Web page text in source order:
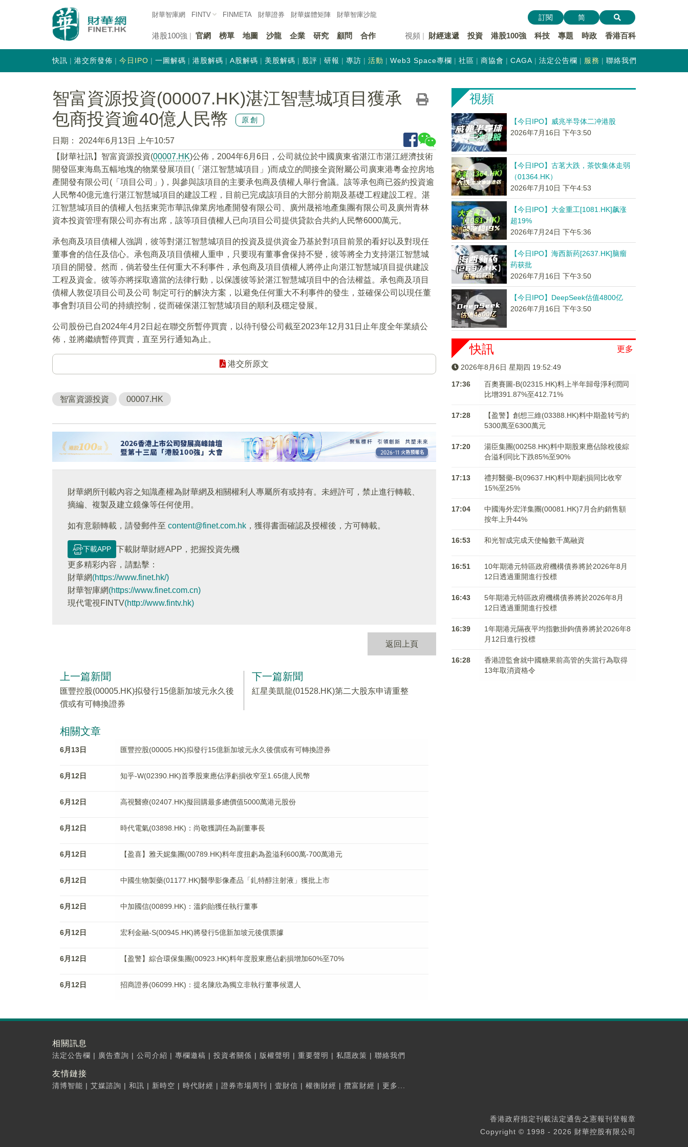
財華智庫網 FINTV FINMETA 財華證券 財華媒體矩陣 財華智庫沙龍
港股100強 官網 榜單 地圖 沙龍 企業 研究 顧問 合作 視頻 財經速遞 投資 港股100強 科技 專題 時政 香港百科
訂閱 简
快訊 港交所發佈 今日IPO 一圖解碼 港股解碼 A股解碼 美股解碼 股評 研報 專訪 活動 Web3 Space專欄 社區 商協會 CAGA 法定公告欄 服務 聯絡我們
智富資源投資(00007.HK)湛江智慧城項目獲承
包商投資逾40億人民幣
原創
日期：
2024年6月13日 上午10:57
【財華社訊】智富資源投資(00007.HK)公佈，2004年6月6日，公司就位於中國廣東省湛江市湛江經濟技術
開發區東海島五幅地塊的物業發展項目(「湛江智慧城項目」)而成立的間接全資附屬公司廣東港粵金控房地
產開發有限公司(「項目公司」)，與參與該項目的主要承包商及債權人舉行會議。該等承包商已簽約投資逾
人民幣40億元進行湛江智慧城項目的建設工程，目前已完成該項目的大部分前期及基礎工程建設工程。湛
江智慧城項目的債權人包括東莞市華訊偉業房地產開發有限公司、廣州晟裕地產集團有限公司及廣州青林
資本投資管理有限公司亦有出席，該等項目債權人已向項目公司提供貸款合共約人民幣6000萬元。
承包商及項目債權人強調，彼等對湛江智慧城項目的投資及提供資金乃基於對項目前景的看好以及對現任
董事會的信任及信心。承包商及項目債權人重申，只要現有董事會保持不變，彼等將全力支持湛江智慧城
項目的開發。然而，倘若發生任何重大不利事件，承包商及項目債權人將停止向湛江智慧城項目提供建設
工程及資金。彼等亦將採取適當的法律行動，以保護彼等於湛江智慧城項目中的合法權益。承包商及項目
債權人敦促項目公司及公司 制定可行的解決方案，以避免任何重大不利事件的發生，並確保公司以現任董
事會對項目公司的持續控制，從而確保湛江智慧城項目的順利及穩定發展。
公司股份已自2024年4月2日起在聯交所暫停買賣，以待刊發公司截至2023年12月31日止年度全年業績公
佈，並將繼續暫停買賣，直至另行通知為止。
港交所原文
智富資源投資 00007.HK
財華網所刊載內容之知識產權為財華網及相關權利人專屬所有或持有。未經許可，禁止進行轉載、
摘編、複製及建立鏡像等任何使用。
如有意願轉載，請發郵件至 content@finet.com.hk ，獲得書面確認及授權後，方可轉載。
下載APP
下載財華財經APP，把握投資先機
更多精彩内容，請點擊：
財華網(https://www.finet.hk/)
財華智庫網(https://www.finet.com.cn)
現代電視FINTV(http://www.fintv.hk)
返回上頁
上一篇新聞
匯豐控股(00005.HK)拟發行15億新加坡元永久後
償或有可轉換證券
下一篇新聞
紅星美凱龍(01528.HK)第二大股东申请重整
相關文章
6月13日 匯豐控股(00005.HK)拟發行15億新加坡元永久後償或有可轉換證券
6月12日 知乎-W(02390.HK)首季股東應佔淨虧損收窄至1.65億人民幣
6月12日 高視醫療(02407.HK)擬回購最多總價值5000萬港元股份
6月12日 時代電氣(03898.HK)：尚敬獲調任為副董事長
6月12日 【盈喜】雅天妮集團(00789.HK)料年度扭虧為盈溢利600萬-700萬港元
6月12日 中國生物製藥(01177.HK)醫學影像產品「釓特醇注射液」獲批上市
6月12日 中加國信(00899.HK)：溫鈞貽獲任執行董事
6月12日 宏利金融-S(00945.HK)將發行5億新加坡元後償票據
6月12日 【盈警】綜合環保集團(00923.HK)料年度股東應佔虧損增加60%至70%
6月12日 招商證券(06099.HK)：提名陳欣為獨立非執行董事候選人
視頻
【今日IPO】威兆半导体二冲港股
2026年7月16日 下午3:50
【今日IPO】古茗大跌，茶饮集体走弱
（01364.HK）
2026年7月10日 下午4:53
【今日IPO】大金重工[1081.HK]飙涨
超19%
2026年7月24日 下午5:36
【今日IPO】海西新药[2637.HK]脑瘤
药获批
2026年7月16日 下午3:50
【今日IPO】DeepSeek估值4800亿
2026年7月16日 下午3:50
更多
快訊
2026年8月6日 星期四 19:52:49
17:36
百奧賽圖-B(02315.HK)料上半年歸母淨利潤同
比增391.87%至412.71%
17:28
【盈警】創想三維(03388.HK)料中期盈转亏約
5300萬至6300萬元
17:20
湯臣集團(00258.HK)料中期股東應佔除稅後綜
合溢利同比下跌85%至90%
17:13
禮邦醫藥-B(09637.HK)料中期虧損同比收窄
15%至25%
17:04
中國海外宏洋集團(00081.HK)7月合約銷售額
按年上升44%
16:53 和光智成完成天使輪數千萬融資
16:51
10年期港元特區政府機構債券將於2026年8月
12日透過重開進行投標
16:43
5年期港元特區政府機構債券將於2026年8月
12日透過重開進行投標
16:39
1年期港元隔夜平均指數掛鉤債券將於2026年8
月12日進行投標
16:28
香港證監會就中國糖果前高管的失當行為取得
13年取消資格令
相關訊息
法定公告欄 | 廣告查詢 | 公司介紹 | 專欄邀稿 | 投資者關係 | 版權聲明 | 重要聲明 | 私隱政策 | 聯絡我們
友情鏈接
清博智能 | 艾媒諮詢 | 和訊 | 新時空 | 時代財經 | 證券市場周刊 | 壹財信 | 權衡財經 | 攬富財經 | 更多...
香港政府指定刊載法定通告之憲報刊登報章
Copyright © 1998 - 2026 財華控股有限公司